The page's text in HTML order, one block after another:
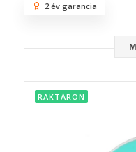
2 év garancia
RAKTÁRON